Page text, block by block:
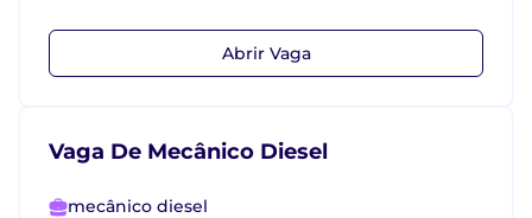
Abrir Vaga
Vaga De Mecânico Diesel
mecânico diesel